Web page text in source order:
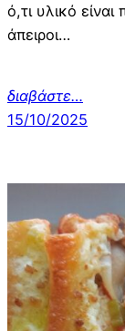
ό,τι υλικό
άπειροι…
διαβάστε…
15/10/2025